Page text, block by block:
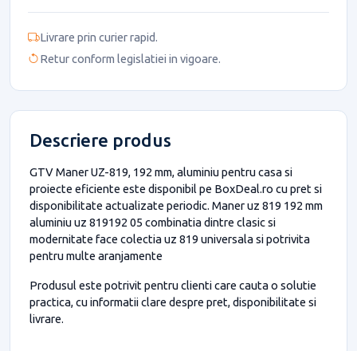
Livrare prin curier rapid.
Retur conform legislatiei in vigoare.
Descriere produs
GTV Maner UZ-819, 192 mm, aluminiu pentru casa si
proiecte eficiente este disponibil pe BoxDeal.ro cu pret si
disponibilitate actualizate periodic. Maner uz 819 192 mm
aluminiu uz 819192 05 combinatia dintre clasic si
modernitate face colectia uz 819 universala si potrivita
pentru multe aranjamente
Produsul este potrivit pentru clienti care cauta o solutie
practica, cu informatii clare despre pret, disponibilitate si
livrare.